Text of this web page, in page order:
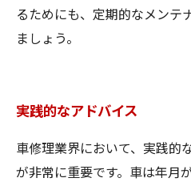
るためにも、定期的なメンテ
ましょう。
実践的なアドバイス
車修理業界において、実践的
が非常に重要です。車は年月